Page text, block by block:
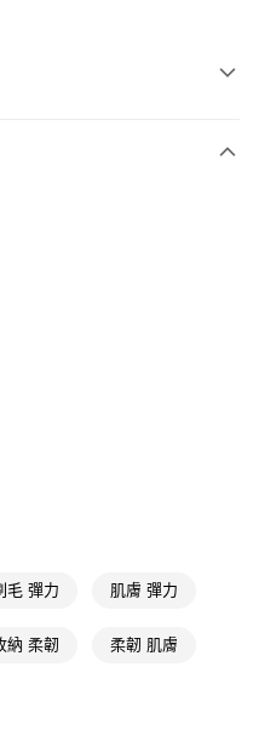
」的支付方式。 讓您購物簡單
。
費
毛 彈力 肌膚 彈力
納 柔韌 柔韌 肌膚